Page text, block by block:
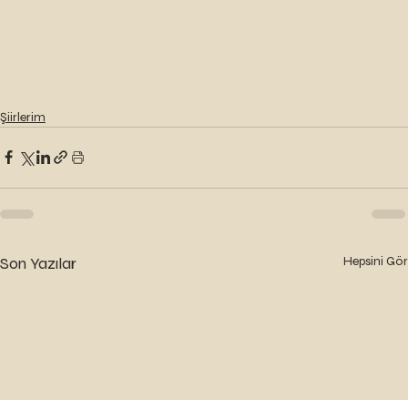
Şiirlerim
Son Yazılar Hepsini Gör